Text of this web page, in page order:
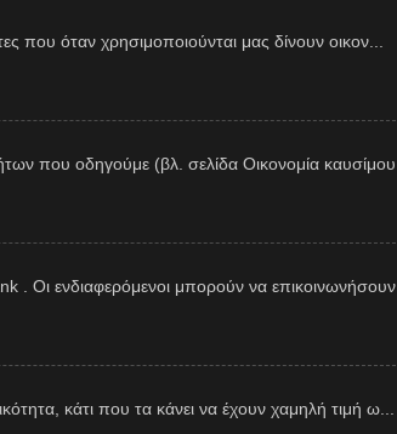
που όταν χρησιμοποιούνται μας δίνουν οικον...
που οδηγούμε (βλ. σελίδα Οικονομία καυσίμου
. Οι ενδιαφερόμενοι μπορούν να επικοινωνήσουν
κάτι που τα κάνει να έχουν χαμηλή τιμή ω...